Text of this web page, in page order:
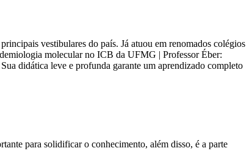
vestibulares do país. Já atuou em renomados colégios
molecular no ICB da UFMG | Professor Éber:
didática leve e profunda garante um aprendizado completo
para solidificar o conhecimento, além disso, é a parte